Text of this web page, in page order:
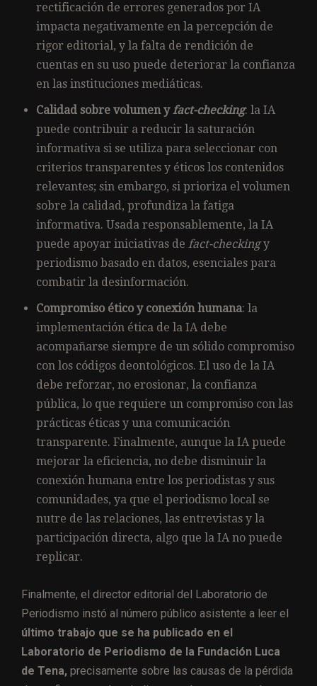
rectificación de errores generados por IA
impacta negativamente en la percepción de
rigor editorial, y la falta de rendición de
cuentas en su uso puede deteriorar la confianza
en las instituciones mediáticas.
Calidad sobre volumen yfact-checking: la IA
puede contribuir a reducir la saturación
informativa si se utiliza para seleccionar con
criterios transparentes y éticos los contenidos
relevantes; sin embargo, si prioriza el volumen
sobre la calidad, profundiza la fatiga
informativa. Usada responsablemente, la IA
puede apoyar iniciativas de fact-checkingy
periodismo basado en datos, esenciales para
combatir la desinformación.
Compromiso ético y conexión humana: la
implementación ética de la IA debe
acompañarse siempre de un sólido compromiso
con los códigos deontológicos. El uso de la IA
debe reforzar, no erosionar, la confianza
pública, lo que requiere un compromiso con las
prácticas éticas y una comunicación
transparente. Finalmente, aunque la IA puede
mejorar la eficiencia, no debe disminuir la
conexión humana entre los periodistas y sus
comunidades, ya que el periodismo local se
nutre de las relaciones, las entrevistas y la
participación directa, algo que la IA no puede
replicar.
Finalmente, el director editorial del Laboratorio de
Periodismo instó al número público asistente a leer el
último trabajo que se ha publicado en el
Laboratorio de Periodismo de la Fundación Luca
de Tena, precisamente sobre las causas de la pérdida